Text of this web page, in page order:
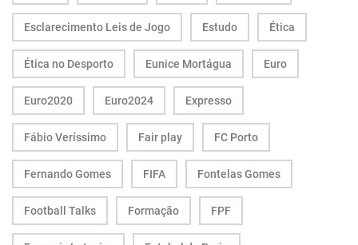
Esclarecimento Leis de Jogo Estudo Ética
Ética no Desporto Eunice Mortágua Euro
Euro2020 Euro2024 Expresso
Fábio Veríssimo Fair play FC Porto
Fernando Gomes FIFA Fontelas Gomes
Football Talks Formação FPF